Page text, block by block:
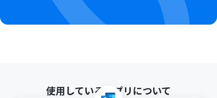
使用しているアプリについて